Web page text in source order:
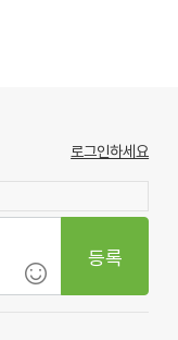
로그인하세요
등록